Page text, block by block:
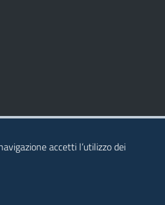
accetti l’utilizzo dei